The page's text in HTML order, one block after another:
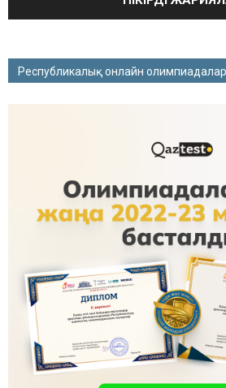
Республикалық онлайн